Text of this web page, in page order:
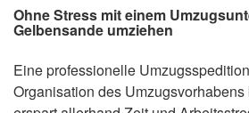
Ohne Stress mit einem
Gelbensande umziehen
Eine professionelle
Organisation des